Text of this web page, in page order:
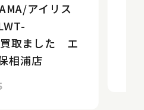
アイリス
取ました エ
相浦店